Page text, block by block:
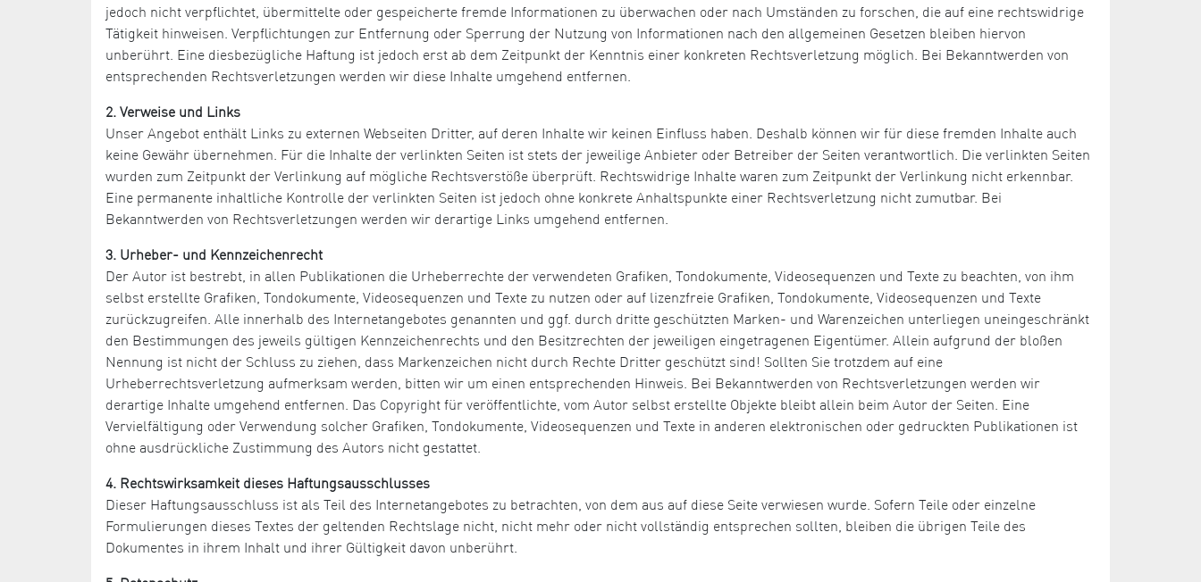
jedoch nicht verpflichtet, übermittelte oder gespeicherte fremde Informationen zu überwachen oder nach Umständen zu forschen, die auf eine rechtswidrige
Tätigkeit hinweisen. Verpflichtungen zur Entfernung oder Sperrung der Nutzung von Informationen nach den allgemeinen Gesetzen bleiben hiervon
unberührt. Eine diesbezügliche Haftung ist jedoch erst ab dem Zeitpunkt der Kenntnis einer konkreten Rechtsverletzung möglich. Bei Bekanntwerden von
entsprechenden Rechtsverletzungen werden wir diese Inhalte umgehend entfernen.
2. Verweise und Links
Unser Angebot enthält Links zu externen Webseiten Dritter, auf deren Inhalte wir keinen Einfluss haben. Deshalb können wir für diese fremden Inhalte auch
keine Gewähr übernehmen. Für die Inhalte der verlinkten Seiten ist stets der jeweilige Anbieter oder Betreiber der Seiten verantwortlich. Die verlinkten Seiten
wurden zum Zeitpunkt der Verlinkung auf mögliche Rechtsverstöße überprüft. Rechtswidrige Inhalte waren zum Zeitpunkt der Verlinkung nicht erkennbar.
Eine permanente inhaltliche Kontrolle der verlinkten Seiten ist jedoch ohne konkrete Anhaltspunkte einer Rechtsverletzung nicht zumutbar. Bei
Bekanntwerden von Rechtsverletzungen werden wir derartige Links umgehend entfernen.
3. Urheber- und Kennzeichenrecht
Der Autor ist bestrebt, in allen Publikationen die Urheberrechte der verwendeten Grafiken, Tondokumente, Videosequenzen und Texte zu beachten, von ihm
selbst erstellte Grafiken, Tondokumente, Videosequenzen und Texte zu nutzen oder auf lizenzfreie Grafiken, Tondokumente, Videosequenzen und Texte
zurückzugreifen. Alle innerhalb des Internetangebotes genannten und ggf. durch dritte geschützten Marken- und Warenzeichen unterliegen uneingeschränkt
den Bestimmungen des jeweils gültigen Kennzeichenrechts und den Besitzrechten der jeweiligen eingetragenen Eigentümer. Allein aufgrund der bloßen
Nennung ist nicht der Schluss zu ziehen, dass Markenzeichen nicht durch Rechte Dritter geschützt sind! Sollten Sie trotzdem auf eine
Urheberrechtsverletzung aufmerksam werden, bitten wir um einen entsprechenden Hinweis. Bei Bekanntwerden von Rechtsverletzungen werden wir
derartige Inhalte umgehend entfernen. Das Copyright für veröffentlichte, vom Autor selbst erstellte Objekte bleibt allein beim Autor der Seiten. Eine
Vervielfältigung oder Verwendung solcher Grafiken, Tondokumente, Videosequenzen und Texte in anderen elektronischen oder gedruckten Publikationen ist
ohne ausdrückliche Zustimmung des Autors nicht gestattet.
4. Rechtswirksamkeit dieses Haftungsausschlusses
Dieser Haftungsausschluss ist als Teil des Internetangebotes zu betrachten, von dem aus auf diese Seite verwiesen wurde. Sofern Teile oder einzelne
Formulierungen dieses Textes der geltenden Rechtslage nicht, nicht mehr oder nicht vollständig entsprechen sollten, bleiben die übrigen Teile des
Dokumentes in ihrem Inhalt und ihrer Gültigkeit davon unberührt.